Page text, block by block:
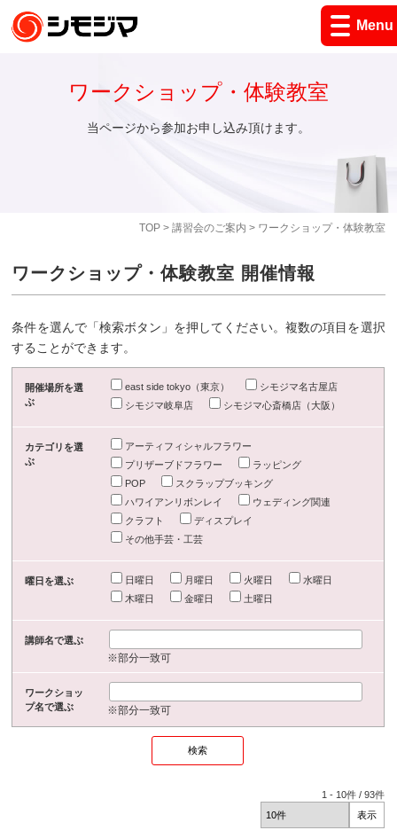
Menu
TOP> 講習会のご案内 > ワークショップ・体験教室
ワークショップ・体験教室
当ページから参加お申し込み頂けます。
ワークショップ・体験教室 開催情報
条件を選んで「検索ボタン」を押してください。複数の項目を選択
することができます。
開催場所を選
ぶ
east side tokyo（東京）
シモジマ名古屋店
シモジマ岐阜店
シモジマ心斎橋店（大阪）
カテゴリを選
ぶ
アーティフィシャルフラワー
プリザーブドフラワー
ラッピング
POP
スクラップブッキング
ハワイアンリボンレイ
ウェディング関連
クラフト
ディスプレイ
その他手芸・工芸
曜日を選ぶ 日曜日 月曜日 火曜日
水曜日
木曜日
金曜日 土曜日
講師名で選ぶ
※部分一致可
ワークショッ
プ名で選ぶ
※部分一致可
1 - 10件 /93件